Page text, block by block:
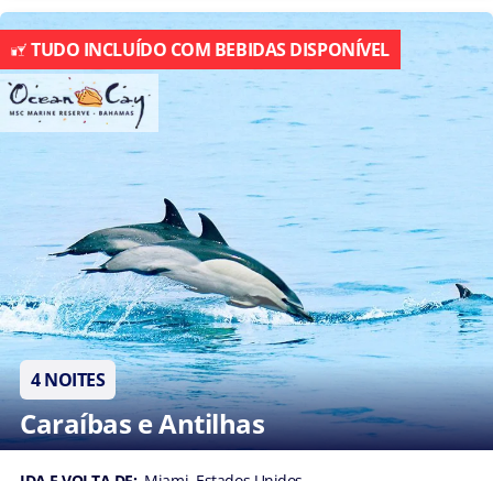
TUDO INCLUÍDO COM BEBIDAS DISPONÍVEL
4 NOITES
Caraíbas e Antilhas